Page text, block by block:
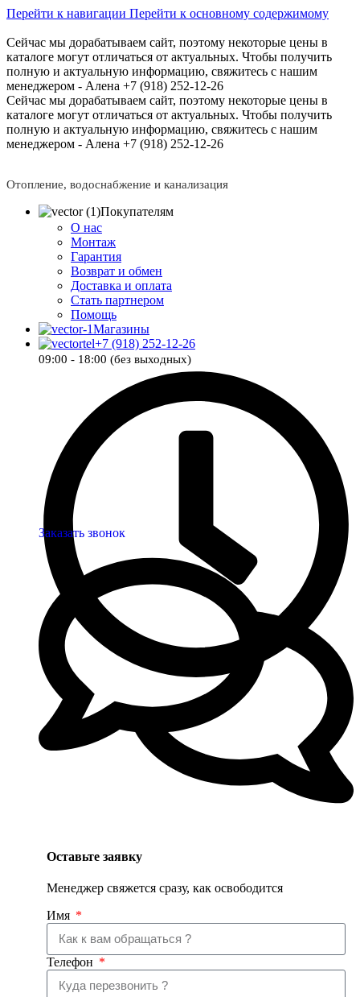
Перейти к навигации Перейти к основному содержимому
Сейчас мы дорабатываем сайт, поэтому некоторые цены в
каталоге могут отличаться от актуальных. Чтобы получить
полную и актуальную информацию, свяжитесь с нашим
менеджером - Алена +7 (918) 252-12-26
Сейчас мы дорабатываем сайт, поэтому некоторые цены в
каталоге могут отличаться от актуальных. Чтобы получить
полную и актуальную информацию, свяжитесь с нашим
менеджером - Алена +7 (918) 252-12-26
Отопление, водоснабжение и канализация
Покупателям
О нас
Монтаж
Гарантия
Возврат и обмен
Доставка и оплата
Стать партнером
Помощь
Магазины
+7 (918) 252-12-26
09:00 - 18:00 (без выходных)
Заказать звонок
Оставьте заявку
Менеджер свяжется сразу, как освободится
Имя
Телефон